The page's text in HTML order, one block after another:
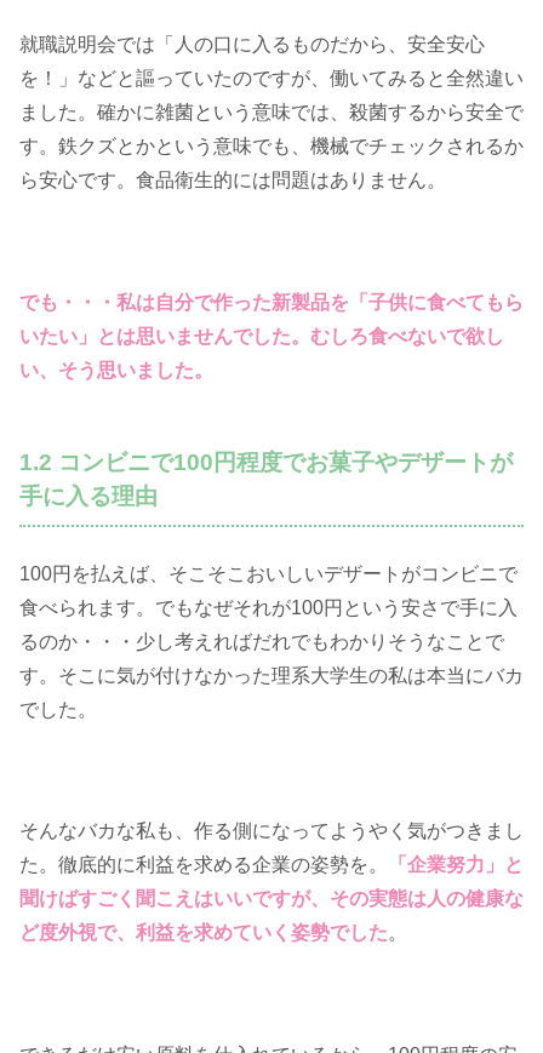
就職説明会では「人の口に入るものだから、安全安心
を！」などと謳っていたのですが、働いてみると全然違い
ました。確かに雑菌という意味では、殺菌するから安全で
す。鉄クズとかという意味でも、機械でチェックされるか
ら安心です。食品衛生的には問題はありません。
でも・・・私は自分で作った新製品を「子供に食べてもら
いたい」とは思いませんでした。むしろ食べないで欲し
い、そう思いました。
1.2 コンビニで100円程度でお菓子やデザートが
手に入る理由
100円を払えば、そこそこおいしいデザートがコンビニで
食べられます。でもなぜそれが100円という安さで手に入
るのか・・・少し考えればだれでもわかりそうなことで
す。そこに気が付けなかった理系大学生の私は本当にバカ
でした。
そんなバカな私も、作る側になってようやく気がつきまし
た。徹底的に利益を求める企業の姿勢を。
「企業努力」と
聞けばすごく聞こえはいいですが、その実態は人の健康な
ど度外視で、利益を求めていく姿勢でした。